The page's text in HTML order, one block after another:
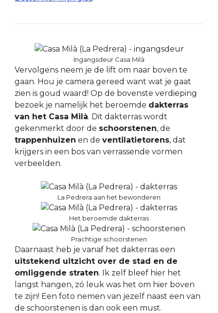
Ingangsdeur Casa Milà
Vervolgens neem je de lift om naar boven te
gaan. Hou je camera gereed want wat je gaat
zien is goud waard! Op de bovenste verdieping
bezoek je namelijk het beroemde dakterras
van het Casa Milà. Dit dakterras wordt
gekenmerkt door de schoorstenen, de
trappenhuizen en de ventilatietorens, dat
krijgers in een bos van verrassende vormen
verbeelden.
La Pedrera aan het bewonderen
Het beroemde dakterras
Prachtige schoorstenen
Daarnaast heb je vanaf het dakterras een
uitstekend uitzicht over de stad en de
omliggende straten. Ik zelf bleef hier het
langst hangen, zó leuk was het om hier boven
te zijn! Een foto nemen van jezelf naast een van
de schoorstenen is dan ook een must.